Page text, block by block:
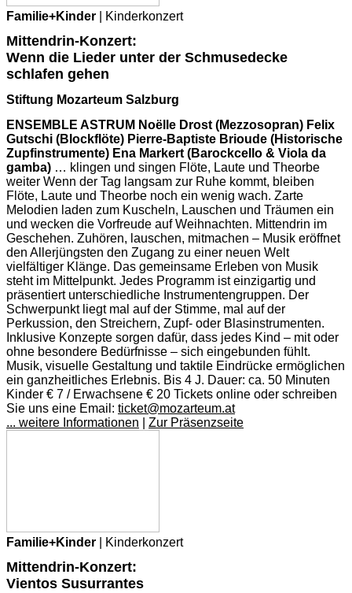
Familie+Kinder | Kinderkonzert
Mittendrin-Konzert:
Wenn die Lieder unter der Schmusedecke
schlafen gehen
Stiftung Mozarteum Salzburg
ENSEMBLE ASTRUM Noëlle Drost (Mezzosopran) Felix
Gutschi (Blockflöte) Pierre-Baptiste Brioude (Historische
Zupfinstrumente) Ena Markert (Barockcello & Viola da
gamba) … klingen und singen Flöte, Laute und Theorbe
weiter Wenn der Tag langsam zur Ruhe kommt, bleiben
Flöte, Laute und Theorbe noch ein wenig wach. Zarte
Melodien laden zum Kuscheln, Lauschen und Träumen ein
und wecken die Vorfreude auf Weihnachten. Mittendrin im
Geschehen. Zuhören, lauschen, mitmachen – Musik eröffnet
den Allerjüngsten den Zugang zu einer neuen Welt
vielfältiger Klänge. Das gemeinsame Erleben von Musik
steht im Mittelpunkt. Jedes Programm ist einzigartig und
präsentiert unterschiedliche Instrumentengruppen. Der
Schwerpunkt liegt mal auf der Stimme, mal auf der
Perkussion, den Streichern, Zupf- oder Blasinstrumenten.
Inklusive Konzepte sorgen dafür, dass jedes Kind – mit oder
ohne besondere Bedürfnisse – sich eingebunden fühlt.
Musik, visuelle Gestaltung und taktile Eindrücke ermöglichen
ein ganzheitliches Erlebnis. Bis 4 J. Dauer: ca. 50 Minuten
Kinder € 7 / Erwachsene € 20 Tickets online oder schreiben
Sie uns eine Email: ticket@mozarteum.at
... weitere Informationen
Zur Präsenzseite
Familie+Kinder | Kinderkonzert
Mittendrin-Konzert:
Vientos Susurrantes